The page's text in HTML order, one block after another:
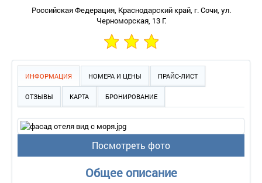
Российская Федерация, Краснодарский край, г. Сочи, ул.
Черноморская, 13 Г.
ИНФОРМАЦИЯ НОМЕРА И ЦЕНЫ ПРАЙС-ЛИСТ
ОТЗЫВЫ КАРТА БРОНИРОВАНИЕ
Посмотреть фото
Общее описание